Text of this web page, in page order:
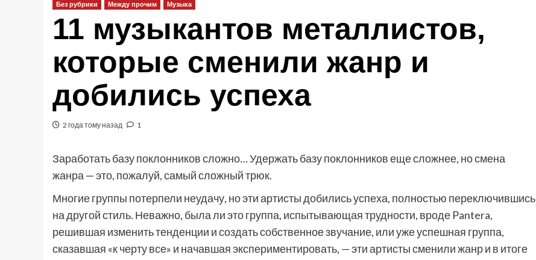
Без рубрики Между прочим Музыка
11 музыкантов металлистов,
которые сменили жанр и
добились успеха
2 года тому назад 1
Заработать базу поклонников сложно… Удержать базу поклонников еще сложнее, но смена
жанра — это, пожалуй, самый сложный трюк.
Многие группы потерпели неудачу, но эти артисты добились успеха, полностью переключившись
на другой стиль. Неважно, была ли это группа, испытывающая трудности, вроде Pantera,
решившая изменить тенденции и создать собственное звучание, или уже успешная группа,
сказавшая «к черту все» и начавшая экспериментировать, — эти артисты сменили жанр и в итоге